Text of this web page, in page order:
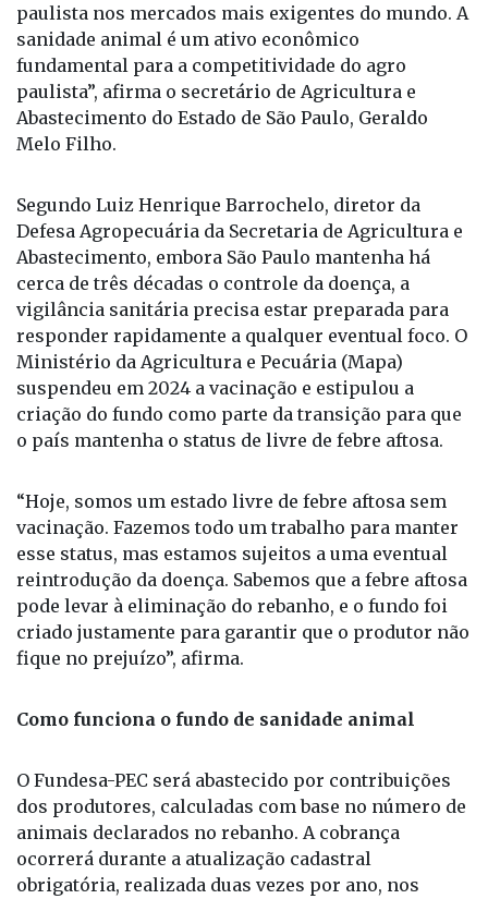
paulista nos mercados mais exigentes do mundo. A
sanidade animal é um ativo econômico
fundamental para a competitividade do agro
paulista”, afirma o secretário de Agricultura e
Abastecimento do Estado de São Paulo, Geraldo
Melo Filho.
Segundo Luiz Henrique Barrochelo, diretor da
Defesa Agropecuária da Secretaria de Agricultura e
Abastecimento, embora São Paulo mantenha há
cerca de três décadas o controle da doença, a
vigilância sanitária precisa estar preparada para
responder rapidamente a qualquer eventual foco. O
Ministério da Agricultura e Pecuária (Mapa)
suspendeu em 2024 a vacinação e estipulou a
criação do fundo como parte da transição para que
o país mantenha o status de livre de febre aftosa.
“Hoje, somos um estado livre de febre aftosa sem
vacinação. Fazemos todo um trabalho para manter
esse status, mas estamos sujeitos a uma eventual
reintrodução da doença. Sabemos que a febre aftosa
pode levar à eliminação do rebanho, e o fundo foi
criado justamente para garantir que o produtor não
fique no prejuízo”, afirma.
Como funciona o fundo de sanidade animal
O Fundesa-PEC será abastecido por contribuições
dos produtores, calculadas com base no número de
animais declarados no rebanho. A cobrança
ocorrerá durante a atualização cadastral
obrigatória, realizada duas vezes por ano, nos